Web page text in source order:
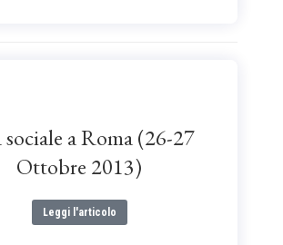
a Roma (26-27
Ottobre 2013)
Leggi l'articolo